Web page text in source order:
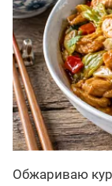
Обжариваю